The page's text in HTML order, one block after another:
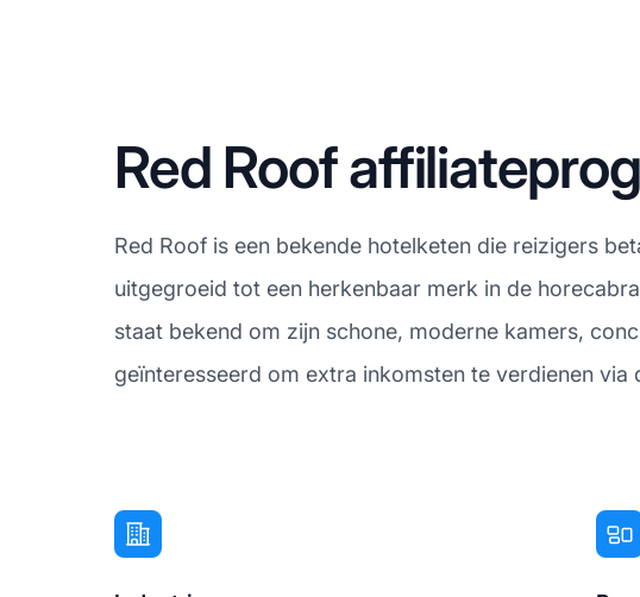
Red Roof
Red Roof is een bekende hotelketen die reizigers
uitgegroeid tot een herkenbaar merk in de
staat bekend om zijn schone, moderne kamers,
geïnteresseerd om extra inkomsten te verdienen